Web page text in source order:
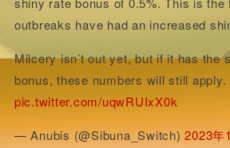
outbreaks have had an increased
Milcery isn’t out yet, but if it has the
bonus, these numbers will still apply.
pic.twitter.com/uqwRUIxX0k
— Anubis (@Sibuna_Switch)2023年